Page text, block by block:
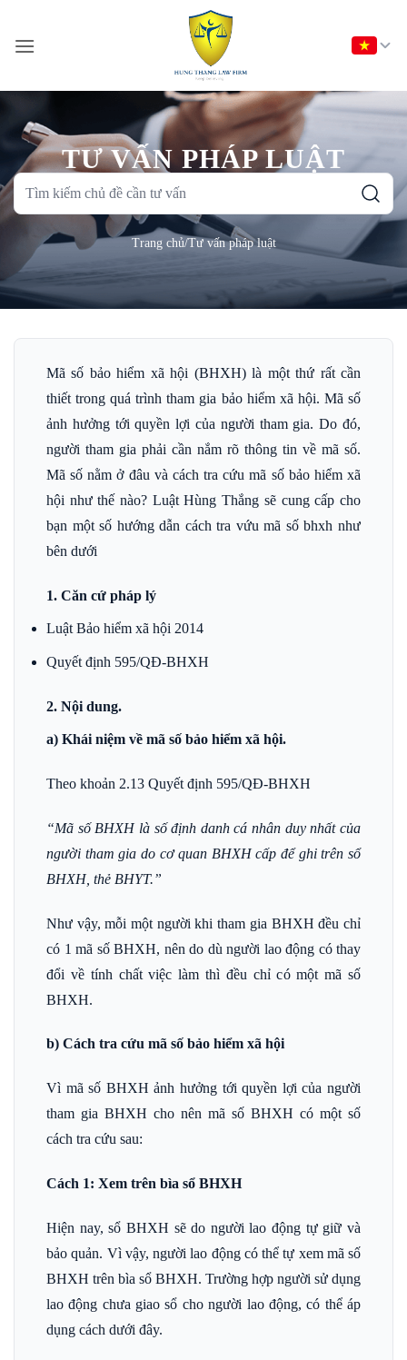
nội
TƯ VẤN PHÁP LUẬT
Tìm
chủ
đề
tư
Trang chủ/Tư vấn pháp luật
Mã số bảo hiểm xã hội (BHXH) là một thứ rất cần
thiết trong quá trình tham gia bảo hiểm xã hội. Mã số
ảnh hưởng tới quyền lợi của người tham gia. Do đó,
người tham gia phải cần nắm rõ thông tin về mã số.
Mã số nằm ở đâu và cách tra cứu mã số bảo hiểm xã
hội như thế nào? Luật Hùng Thắng sẽ cung cấp cho
bạn một số hướng dẫn cách tra vứu mã số bhxh như
bên dưới
1. Căn cứ pháp lý
Luật Bảo hiểm xã hội 2014
Quyết định 595/QĐ-BHXH
2. Nội dung.
a) Khái niệm về mã số bảo hiểm xã hội.
Theo khoản 2.13 Quyết định 595/QĐ-BHXH
“Mã số BHXH là số định danh cá nhân duy nhất của
người tham gia do cơ quan BHXH cấp để ghi trên sổ
BHXH, thẻ BHYT.”
Như vậy, mỗi một người khi tham gia BHXH đều chỉ
có 1 mã số BHXH, nên do dù người lao động có thay
đổi về tính chất việc làm thì đều chỉ có một mã số
BHXH.
b) Cách tra cứu mã số bảo hiểm xã hội
Vì mã số BHXH ảnh hưởng tới quyền lợi của người
tham gia BHXH cho nên mã số BHXH có một số
cách tra cứu sau:
Cách 1: Xem trên bìa sổ BHXH
Hiện nay, sổ BHXH sẽ do người lao động tự giữ và
bảo quản. Vì vậy, người lao động có thể tự xem mã số
BHXH trên bìa sổ BHXH. Trường hợp người sử dụng
lao động chưa giao sổ cho người lao động, có thể áp
dụng cách dưới đây.